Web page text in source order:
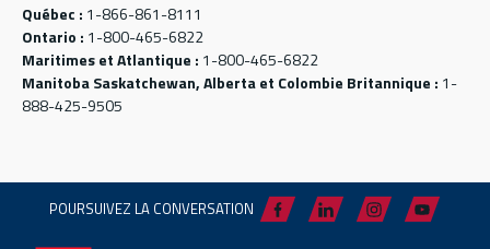
Québec : 1-866-861-8111
Ontario : 1-800-465-6822
Maritimes et Atlantique : 1-800-465-6822
Manitoba Saskatchewan, Alberta et Colombie Britannique : 1-
888-425-9505
POURSUIVEZ LA CONVERSATION